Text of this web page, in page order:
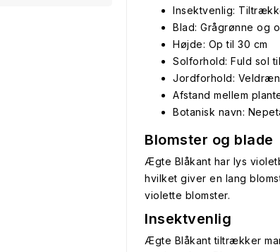
Insektvenlig:
Blad: Grågrønne og
Højde: Op til 30 cm
Solforhold: Fuld sol
Jordforhold:
Afstand mellem
Botanisk navn:
Blomster og blade
Ægte Blåkant har lys
hvilket giver en lang
violette blomster.
Insektvenlig
Ægte Blåkant tiltrækker